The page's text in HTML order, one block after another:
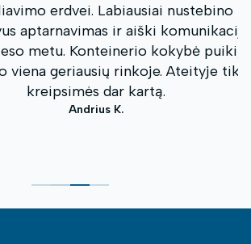
erdvei. Labiausiai nustebino
ir aiški komunikacija
metu. Konteinerio kokybė puiki, o
geriausių rinkoje. Ateityje tikrai
kreipsimės dar kartą.
Andrius K.